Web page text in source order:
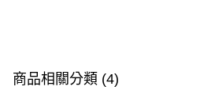
商品相關分類 (4)